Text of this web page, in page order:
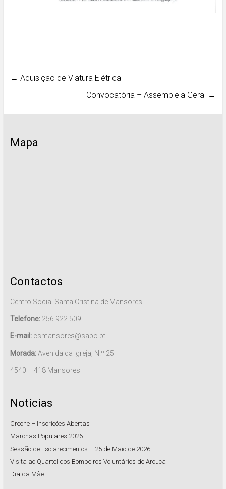
← Aquisição de Viatura Elétrica
Convocatória – Assembleia Geral →
Mapa
Contactos
Centro Social Santa Cristina de Mansores
Telefone:256 922 509
E-mail:csmansores@sapo.pt
Morada:Avenida da Igreja, N.º 25
4540 – 418 Mansores
Notícias
Creche – Inscrições Abertas
Marchas Populares 2026
Sessão de Esclarecimentos – 25 de Maio de 2026
Visita ao Quartel dos Bombeiros Voluntários de Arouca
Dia da Mãe